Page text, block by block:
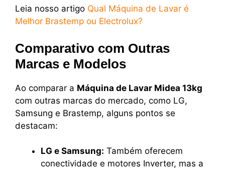
Leia nosso artigo Qual Máquina de Lavar é
Melhor Brastemp ou Electrolux?
Comparativo com Outras
Marcas e Modelos
Ao comparar a Máquina de Lavar Midea 13kg
com outras marcas do mercado, como LG,
Samsung e Brastemp, alguns pontos se
destacam:
LG e Samsung: Também oferecem
conectividade e motores Inverter, mas a